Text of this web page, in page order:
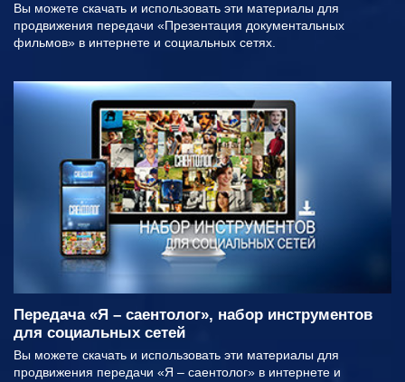
Вы можете скачать и использовать эти материалы для
продвижения передачи «Презентация документальных
фильмов» в интернете и социальных сетях.
Передача «Я – саентолог», набор инструментов
для социальных сетей
Вы можете скачать и использовать эти материалы для
продвижения передачи «Я – саентолог» в интернете и